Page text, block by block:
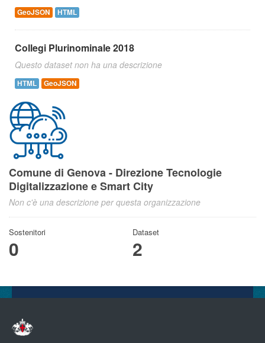
GeoJSON HTML
Collegi Plurinominale 2018
Questo dataset non ha una descrizione
HTML GeoJSON
Comune di Genova - Direzione Tecnologie
Digitalizzazione e Smart City
Non c'è una descrizione per questa organizzazione
Sostenitori
0
Dataset
2